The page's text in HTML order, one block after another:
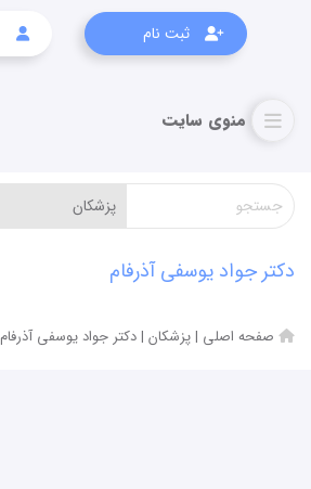
ثبت نام
دکتر جواد یوسفی آذرفام
صفحه اصلی |پزشکان |دکتر جواد یوسفی آذرفام